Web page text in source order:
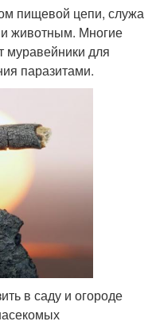
пищевой цепи, служа
животным. Многие
муравейники для
паразитами.
в саду и огороде